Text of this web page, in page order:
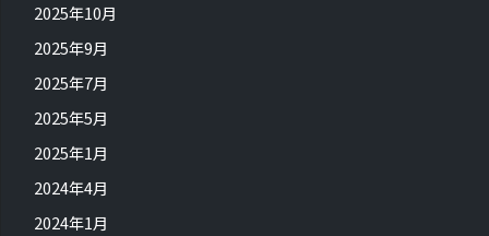
2025年10月
2025年9月
2025年7月
2025年5月
2025年1月
2024年4月
2024年1月